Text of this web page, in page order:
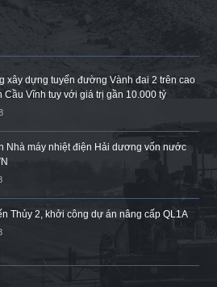
xây dựng tuyến đường Vành đai 2 trên cao
Cầu Vĩnh tuy với giá trị gần 10.000 tỷ
Nhà máy nhiệt điện Hải dương vốn nước
Thủy 2, khởi công dự án nâng cấp QL1A